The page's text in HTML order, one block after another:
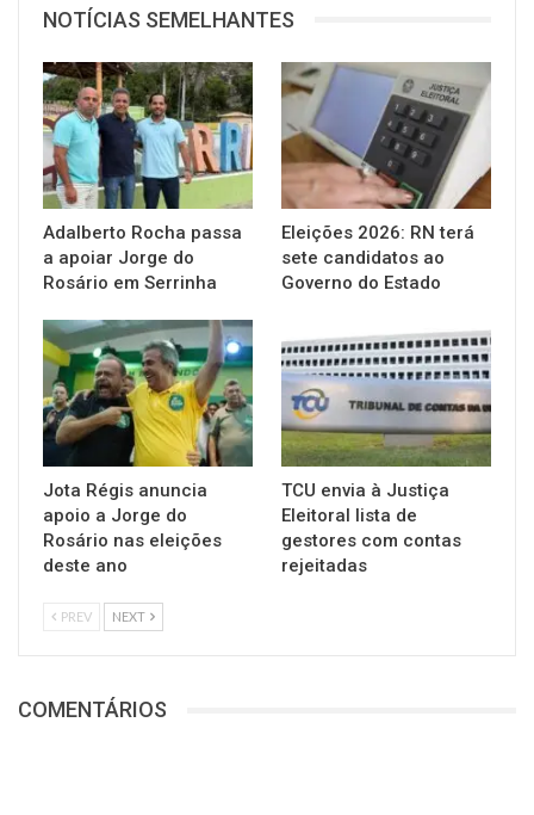
NOTÍCIAS SEMELHANTES
Adalberto Rocha passa
a apoiar Jorge do
Rosário em Serrinha
Eleições 2026: RN terá
sete candidatos ao
Governo do Estado
Jota Régis anuncia
apoio a Jorge do
Rosário nas eleições
deste ano
TCU envia à Justiça
Eleitoral lista de
gestores com contas
rejeitadas
PREV NEXT
COMENTÁRIOS